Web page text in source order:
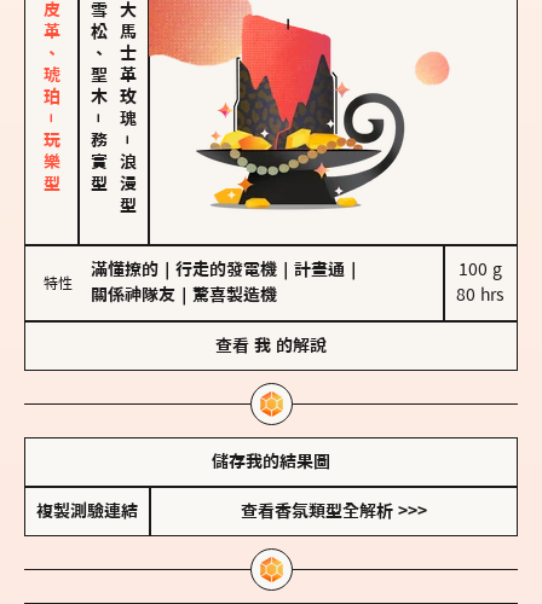
皮革、琥珀－玩樂型 雪松、聖木
－
務實型
大馬士革玫瑰
－
浪漫型
特性
滿懂撩的 行走的發電機 計畫通
關係神隊友
驚喜製造機
100 g
80 hrs
查看 我 的解說
儲存我的結果圖
複製測驗連結 查看香氛類型全解析 >>>